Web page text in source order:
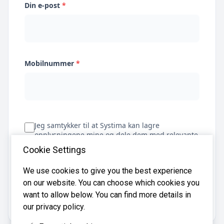
Din e-post *
Mobilnummer *
Jeg samtykker til at Systima kan lagre
opplysningene mine og dele dem med relevante
regnskapsbyråer for å hjelpe meg å finne
regnskapsfører
Få tilbud
Cookie Settings
We use cookies to give you the best experience
on our website. You can choose which cookies you
want to allow below. You can find more details in
our privacy policy.